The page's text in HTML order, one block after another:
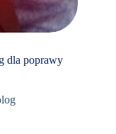
dla poprawy